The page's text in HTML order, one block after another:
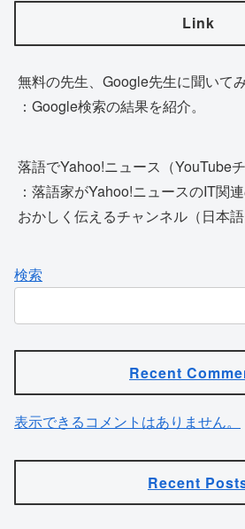
Link
無料の先生、Google先生に聞いて
：Google検索の結果を紹介。
落語でYahoo!ニュース（YouTubeチ
：落語家がYahoo!ニュースのIT関
おかしく伝えるチャンネル（日本語
検索
Recent
表示できるコメントはありません。
Recent